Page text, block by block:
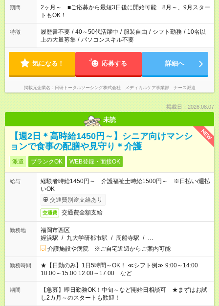
など、あなたのご希望に沿ったお仕事をご紹介します！ ※Wワ
ーク希望の方へ 今ご覧のお仕事で希望する勤務時間と、もう1つ
のお仕事の勤務時間。 合計で週40時間を超える場合は応募でき
ません
期間
2ヶ月～ ■ご応募から最短3日後に開始可能 8月～、9月スター
トもOK！
特徴 履歴書不要 / 40～50代活躍中 / 服装自由 / シフト勤務 / 10名以
上の大量募集 / パソコンスキル不要
気になる！ 応募する 詳細へ
掲載元企業名 日研トータルソーシング株式会社 メディカルケア事業部 ナース派遣
掲載日：2026.08.07
未読
NEW
【週2日＊高時給1450円～】シニア向けマンシ
ョンで食事の配膳や見守り＊介護
派遣 ブランクOK WEB登録・面接OK
給与
経験者時給1450円～ 介護福祉士時給1500円～ ※日払い/週払
いOK
交通費別途支給あり
交通費 交通費全額支給
勤務地
福岡市西区
姪浜駅 / 九大学研都市駅 / 周船寺駅 / …
介護施設や病院 ※ご自宅近辺からご案内可能
勤務時間
★【日勤のみ】1日5時間～OK！ ≪シフト例≫ 9:00～14:00
10:00～15:00 12:00～17:00 など
期間
【急募】即日勤務OK！中旬～など開始日相談可 ★まずはお試
し2カ月～のスタートも歓迎！